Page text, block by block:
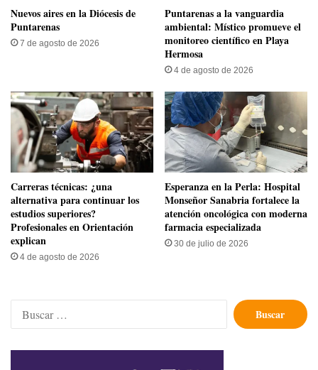
​Nuevos aires en la Diócesis de
Puntarenas
7 de agosto de 2026
​Puntarenas a la vanguardia
ambiental: Místico promueve el
monitoreo científico en Playa
Hermosa
4 de agosto de 2026
Carreras técnicas: ¿una
alternativa para continuar los
estudios superiores?
Profesionales en Orientación
explican
4 de agosto de 2026
​Esperanza en la Perla: Hospital
Monseñor Sanabria fortalece la
atención oncológica con moderna
farmacia especializada
30 de julio de 2026
Buscar: